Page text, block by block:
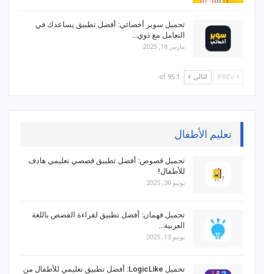
تحميل سوبر أخصائي: أفضل تطبيق يساعدك في
التعامل مع ذوي…
مارس 18, 2025
التالي 1 of 95
تعليم الأطفال
تحميل قصوص: أفضل تطبيق قصصي تعليمي هادف
للأطفال!
يونيو 30, 2025
تحميل فهمان: أفضل تطبيق لقراءة القصص باللغة
العربية…
يونيو 13, 2025
تحميل LogicLike: أفضل تطبيق تعليمي للأطفال من